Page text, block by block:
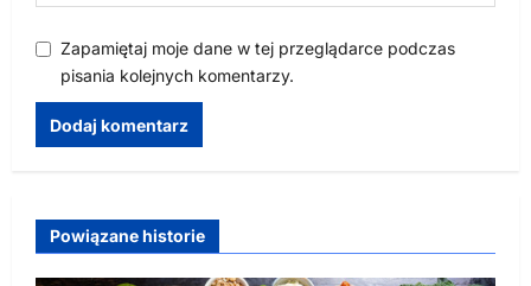
Zapamiętaj moje dane w tej przeglądarce podczas
pisania kolejnych komentarzy.
Powiązane historie